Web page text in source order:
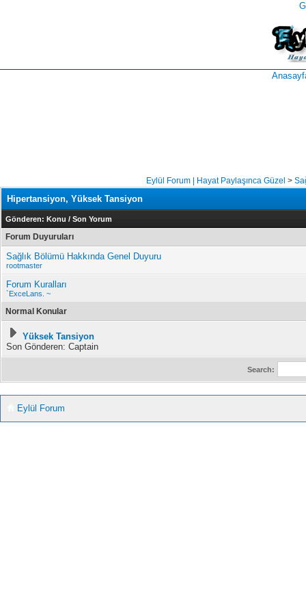
Eylül Forum | Hayat Paylaşınca Güzel >
Hipertansiyon, Yüksek Tansiyon
Gönderen: Konu / Son Yorum
Forum Duyuruları
Sağlık Bölümü Hakkında Genel Duyuru
rootmaster
Forum Kuralları
`ExceLans. ~
Normal Konular
Yüksek Tansiyon
Son Gönderen: Captain
Search:
Eylül Forum